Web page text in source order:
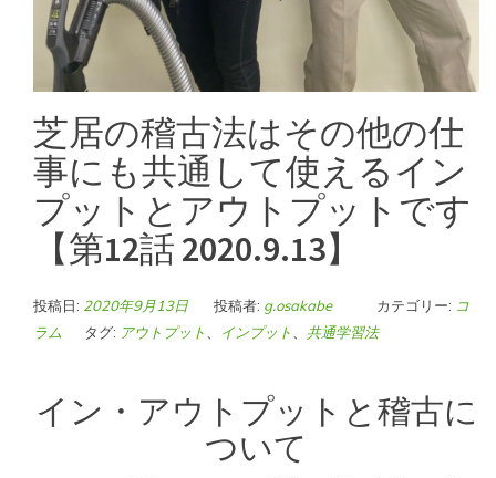
芝居の稽古法はその他の仕
事にも共通して使えるイン
プットとアウトプットです
【第12話 2020.9.13】
投稿日: 2020年9月13日 投稿者: g.osakabe カテゴリー: コ
ラム
タグ: アウトプット、 インプット、 共通学習法
イン・アウトプットと稽古に
ついて